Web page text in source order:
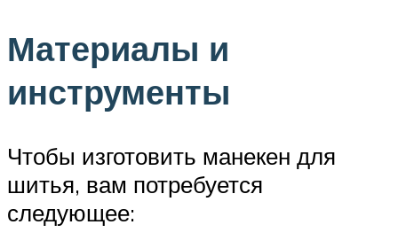
Материалы и
инструменты
Чтобы изготовить манекен для
шитья, вам потребуется
следующее: